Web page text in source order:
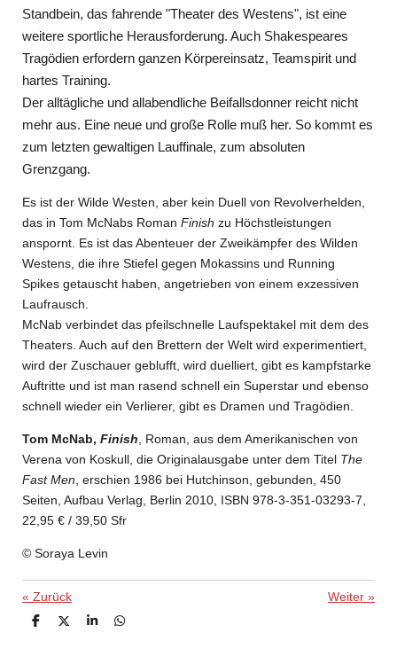
Standbein, das fahrende "Theater des Westens", ist eine
weitere sportliche Herausforderung. Auch Shakespeares
Tragödien erfordern ganzen Körpereinsatz, Teamspirit und
hartes Training.
Der alltägliche und allabendliche Beifallsdonner reicht nicht
mehr aus. Eine neue und große Rolle muß her. So kommt es
zum letzten gewaltigen Lauffinale, zum absoluten
Grenzgang.
Es ist der Wilde Westen, aber kein Duell von Revolverhelden,
das in Tom McNabs Roman Finish zu Höchstleistungen
anspornt. Es ist das Abenteuer der Zweikämpfer des Wilden
Westens, die ihre Stiefel gegen Mokassins und Running
Spikes getauscht haben, angetrieben von einem exzessiven
Laufrausch.
McNab verbindet das pfeilschnelle Laufspektakel mit dem des
Theaters. Auch auf den Brettern der Welt wird experimentiert,
wird der Zuschauer geblufft, wird duelliert, gibt es kampfstarke
Auftritte und ist man rasend schnell ein Superstar und ebenso
schnell wieder ein Verlierer, gibt es Dramen und Tragödien.
Tom McNab, Finish , Roman, aus dem Amerikanischen von
Verena von Koskull, die Originalausgabe unter dem Titel The
Fast Men , erschien 1986 bei Hutchinson, gebunden, 450
Seiten, Aufbau Verlag, Berlin 2010, ISBN 978-3-351-03293-7,
22,95 € / 39,50 Sfr
© Soraya Levin
« Zurück Weiter »
T
T
T
T